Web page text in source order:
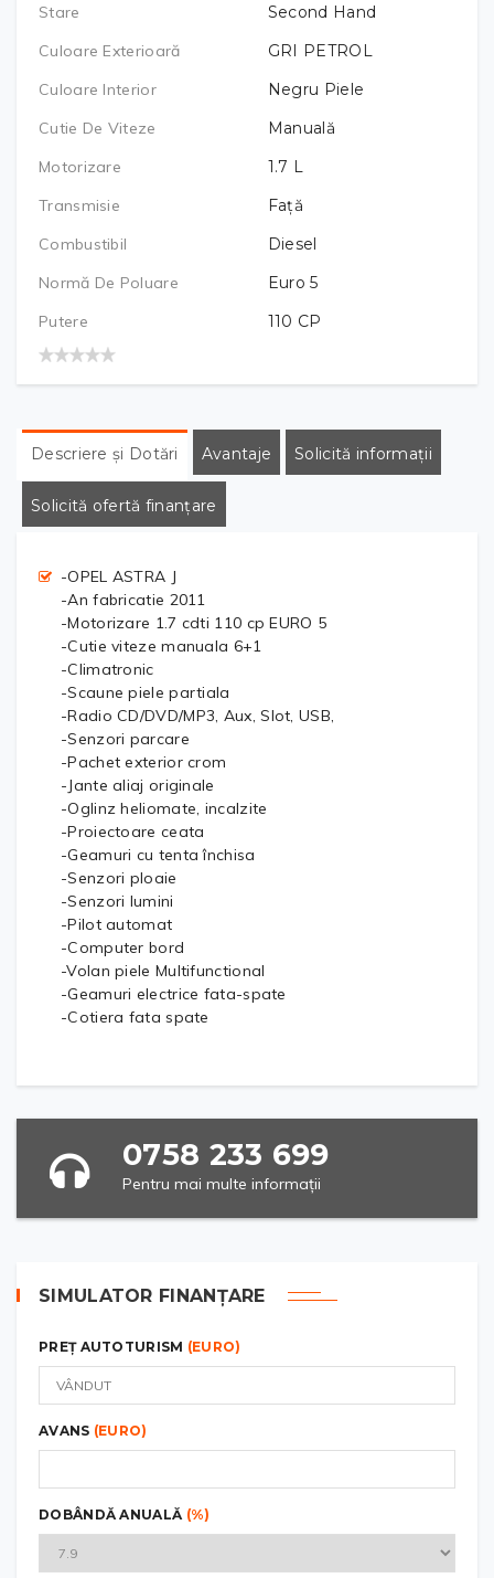
Stare
Second Hand
Culoare Exterioară
GRI PETROL
Culoare Interior
Negru Piele
Cutie De Viteze
Manuală
Motorizare
1.7 L
Transmisie
Față
Combustibil
Diesel
Normă De Poluare
Euro 5
Putere
110 CP
Descriere și Dotări Avantaje Solicită informații
Solicită ofertă finanțare
-OPEL ASTRA J
-An fabricatie 2011
-Motorizare 1.7 cdti 110 cp EURO 5
-Cutie viteze manuala 6+1
-Climatronic
-Scaune piele partiala
-Radio CD/DVD/MP3, Aux, Slot, USB,
-Senzori parcare
-Pachet exterior crom
-Jante aliaj originale
-Oglinz heliomate, incalzite
-Proiectoare ceata
-Geamuri cu tenta închisa
-Senzori ploaie
-Senzori lumini
-Pilot automat
-Computer bord
-Volan piele Multifunctional
-Geamuri electrice fata-spate
-Cotiera fata spate
0758 233 699
Pentru mai multe informații
SIMULATOR FINANȚARE
PREȚ AUTOTURISM (EURO)
AVANS (EURO)
DOBÂNDĂ ANUALĂ (%)